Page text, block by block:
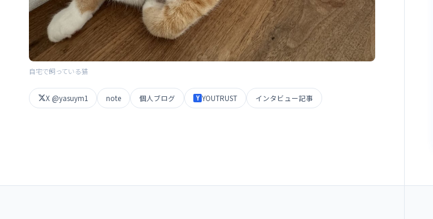
自宅で飼っている猫
X @yasuym1 note 個人ブログ Y YOUTRUST インタビュー記事